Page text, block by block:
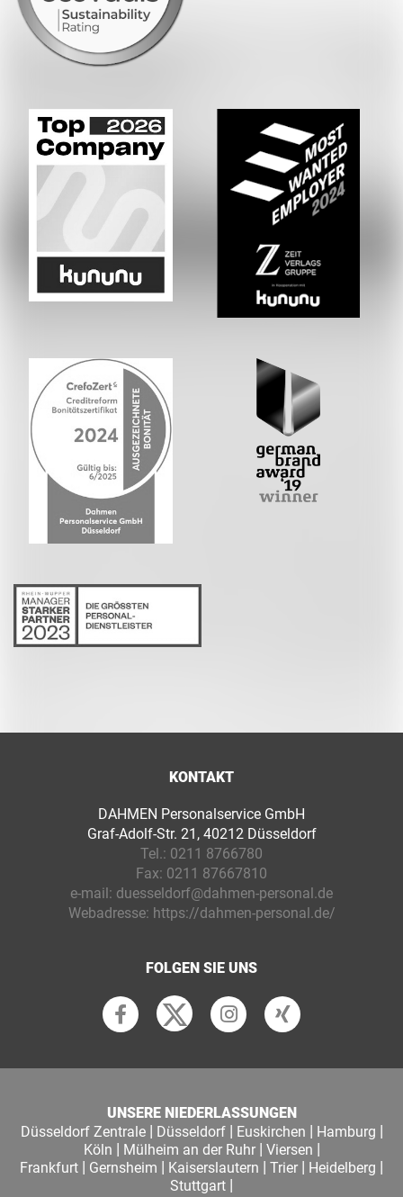
KONTAKT
DAHMEN Personalservice GmbH
Graf-Adolf-Str. 21, 40212 Düsseldorf
Tel.: 0211 8766780
Fax: 0211 87667810
e-mail: duesseldorf@dahmen-personal.de
Webadresse: https://dahmen-personal.de/
FOLGEN SIE UNS
UNSERE NIEDERLASSUNGEN
Düsseldorf Zentrale| Düsseldorf| Euskirchen | Hamburg |
Köln | Mülheim an der Ruhr| Viersen |
Frankfurt | Gernsheim | Kaiserslautern | Trier | Heidelberg |
Stuttgart |